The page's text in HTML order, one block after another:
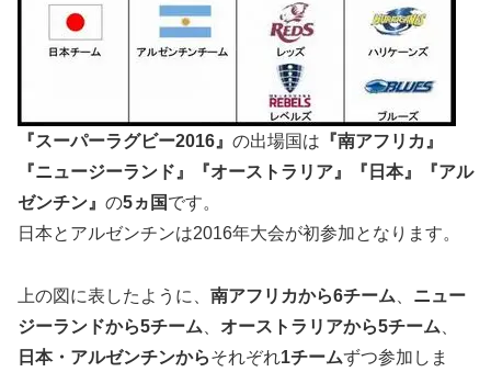
『スーパーラグビー2016』 の出場国は 『南アフリカ』
『ニュージーランド』『オーストラリア』『日本』『アル
ゼンチン』 の5ヵ国です。
日本とアルゼンチンは2016年大会が初参加となります。
上の図に表したように、 南アフリカから6チーム
ニュー
ジーランドから5チーム オーストラリアから5チーム
日本・アルゼンチンからそれぞれ1チームずつ参加しま